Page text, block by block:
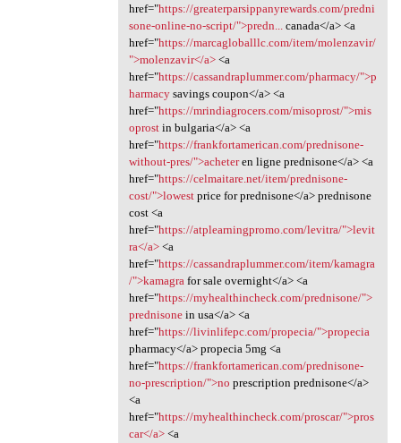
href="https://greaterparsippanyrewards.com/predni
sone-online-no-script/">predn...canada</a> <a
href="https://marcagloballlc.com/item/molenzavir/
">molenzavir</a><a
href="https://cassandraplummer.com/pharmacy/">p
harmacysavings coupon</a> <a
href="https://mrindiagrocers.com/misoprost/">mis
oprostin bulgaria</a> <a
href="https://frankfortamerican.com/prednisone-
without-pres/">acheteren ligne prednisone</a> <a
href="https://celmaitare.net/item/prednisone-
cost/">lowestprice for prednisone</a> prednisone
cost <a
href="https://atplearningpromo.com/levitra/">levit
ra</a><a
href="https://cassandraplummer.com/item/kamagra
/">kamagrafor sale overnight</a> <a
href="https://myhealthincheck.com/prednisone/">
prednisonein usa</a> <a
href="https://livinlifepc.com/propecia/">propecia
pharmacy</a> propecia 5mg <a
href="https://frankfortamerican.com/prednisone-
no-prescription/">no prescription prednisone</a>
<a
href="https://myhealthincheck.com/proscar/">pros
car</a><a